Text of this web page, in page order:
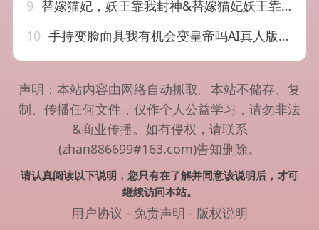
9 替嫁猫妃，妖王靠我封神&替嫁猫妃妖王靠我封神（109集）AI短剧
10 手持变脸面具我有机会变皇帝吗AI真人版（105集）AI短剧
声明：本站内容由网络自动抓取。本站不储存、复
制、传播任何文件，仅作个人公益学习，请勿非法
&商业传播。如有侵权，请联系
(zhan886699#163.com)告知删除。
请认真阅读以下说明，您只有在了解并同意该说明后，才可
继续访问本站。
用户协议 - 免责声明 - 版权说明